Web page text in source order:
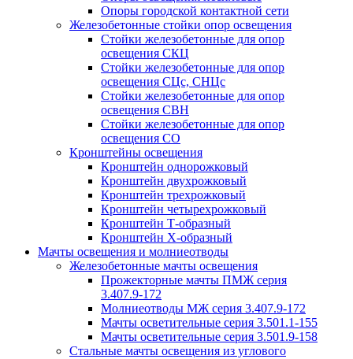
Опоры городской контактной сети
Железобетонные стойки опор освещения
Стойки железобетонные для опор
освещения СКЦ
Стойки железобетонные для опор
освещения СЦс, СНЦс
Стойки железобетонные для опор
освещения СВН
Стойки железобетонные для опор
освещения СО
Кронштейны освещения
Кронштейн однорожковый
Кронштейн двухрожковый
Кронштейн трехрожковый
Кронштейн четырехрожковый
Кронштейн Т-образный
Кронштейн Х-образный
Мачты освещения и молниеотводы
Железобетонные мачты освещения
Прожекторные мачты ПМЖ серия
3.407.9-172
Молниеотводы МЖ серия 3.407.9-172
Мачты осветительные серия 3.501.1-155
Мачты осветительные серия 3.501.9-158
Стальные мачты освещения из углового